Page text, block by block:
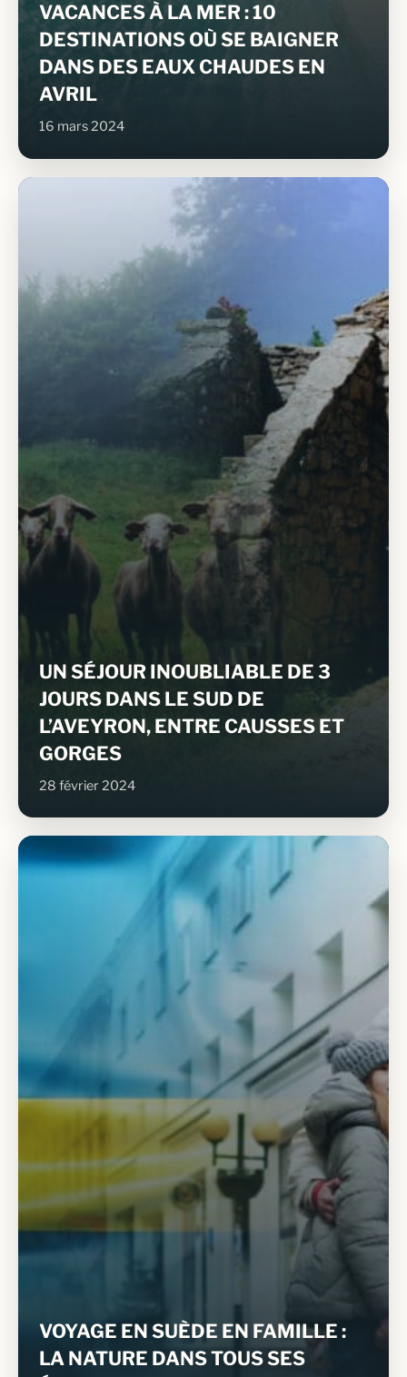
VACANCES À LA MER : 10
DESTINATIONS OÙ SE BAIGNER
DANS DES EAUX CHAUDES EN
AVRIL
16 mars 2024
UN SÉJOUR INOUBLIABLE DE 3
JOURS DANS LE SUD DE
L’AVEYRON, ENTRE CAUSSES ET
GORGES
28 février 2024
VOYAGE EN SUÈDE EN FAMILLE :
LA NATURE DANS TOUS SES